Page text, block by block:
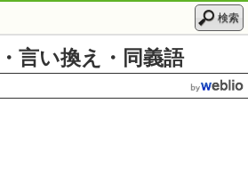
検索
言い換え・同義語